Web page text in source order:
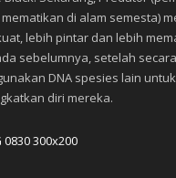
di alam semesta)
lebih pintar dan lebih
sebelumnya, setelah
DNA spesies lain untuk
diri mereka.